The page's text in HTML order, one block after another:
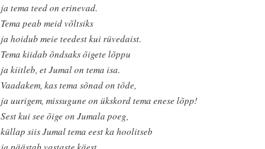
ja tema teed on erinevad.
Tema peab meid võltsiks
ja hoidub meie teedest kui rüvedaist.
Tema kiidab õndsaks õigete lõppu
ja kiitleb, et Jumal on tema isa.
Vaadakem, kas tema sõnad on tõde,
ja uurigem, missugune on ükskord tema enese lõpp!
Sest kui see õige on Jumala poeg,
küllap siis Jumal tema eest ka hoolitseb